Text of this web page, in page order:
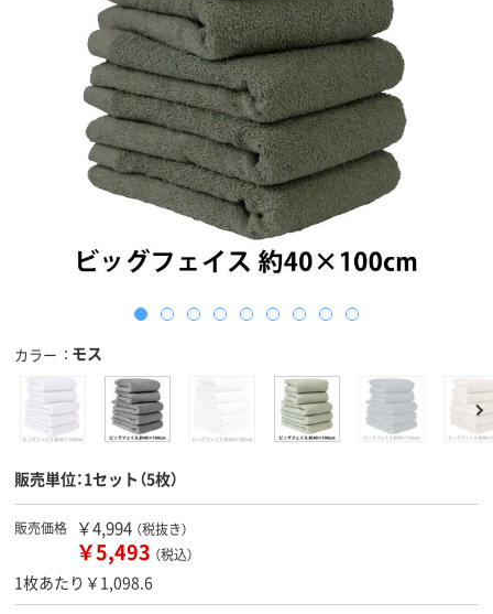
カラー モス
販売単位：1セット（5枚）
販売価格 ￥4,994 （税抜き）
￥5,493 （税込）
1枚あたり￥1,098.6